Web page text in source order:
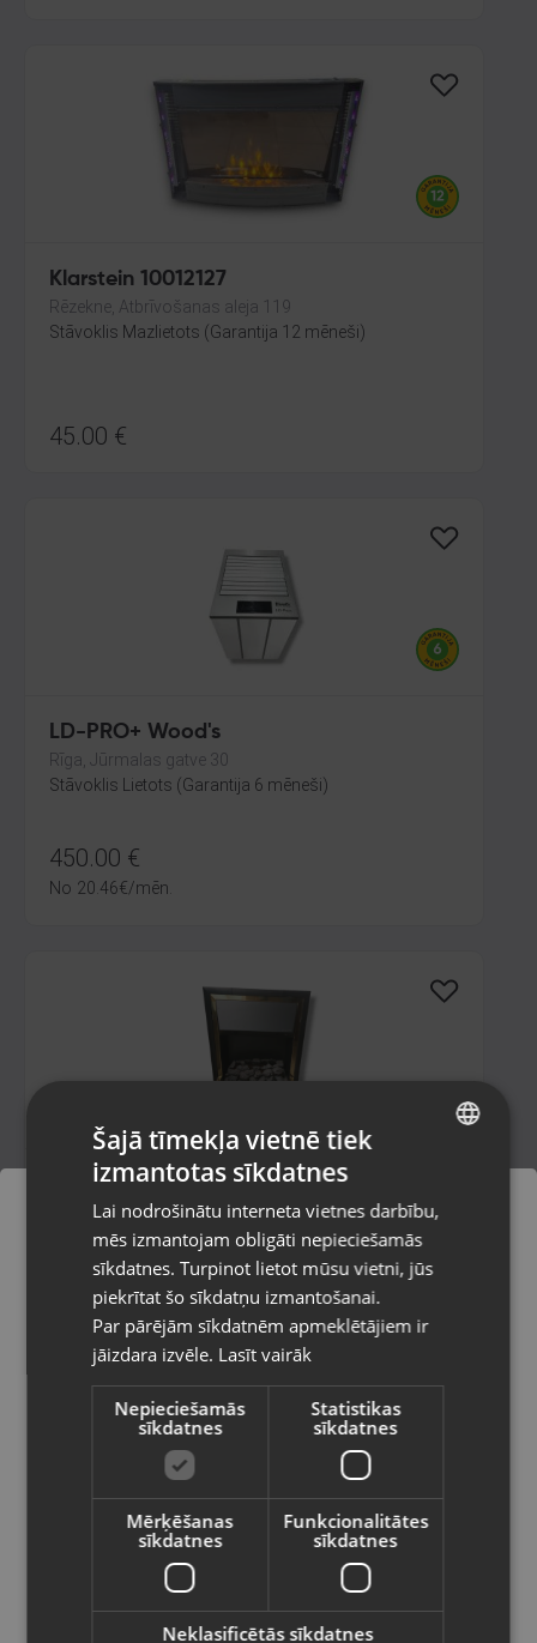
Klarstein 10012127
Rēzekne, Atbrīvošanas aleja 119
Stāvoklis Mazlietots (Garantija 12 mēneši)
45.00 €
LD-PRO+ Wood's
Rīga, Jūrmalas gatve 30
Stāvoklis Lietots (Garantija 6 mēneši)
450.00 €
No 20.46€/mēn.
Dimplex ATH20
Daugavpils, Saules iela 55
Stāvoklis Mazlietots (Garantija 12 mēneši)
105.00€
/mēn.
Aerauliqa ORION 150
Pasūtījumi tiks piegādāti uz
izvēlēto valsti
Vietnes saturs būs attēlots izvēlētajā
valodā
Valsts
Latviešu / Latvian
RUSSIAN
Šajā tīmekļa vietnē tiek
izmantotas sīkdatnes
Lai nodrošinātu interneta vietnes darbību,
mēs izmantojam obligāti nepieciešamās
sīkdatnes. Turpinot lietot mūsu vietni, jūs
piekrītat šo sīkdatņu izmantošanai.
Par pārējām sīkdatnēm apmeklētājiem ir
jāizdara izvēle. Lasīt vairāk
Nepieciešamās
sīkdatnes
Statistikas
sīkdatnes
Mērķēšanas
sīkdatnes
Funkcionalitātes
sīkdatnes
Neklasificētās sīkdatnes